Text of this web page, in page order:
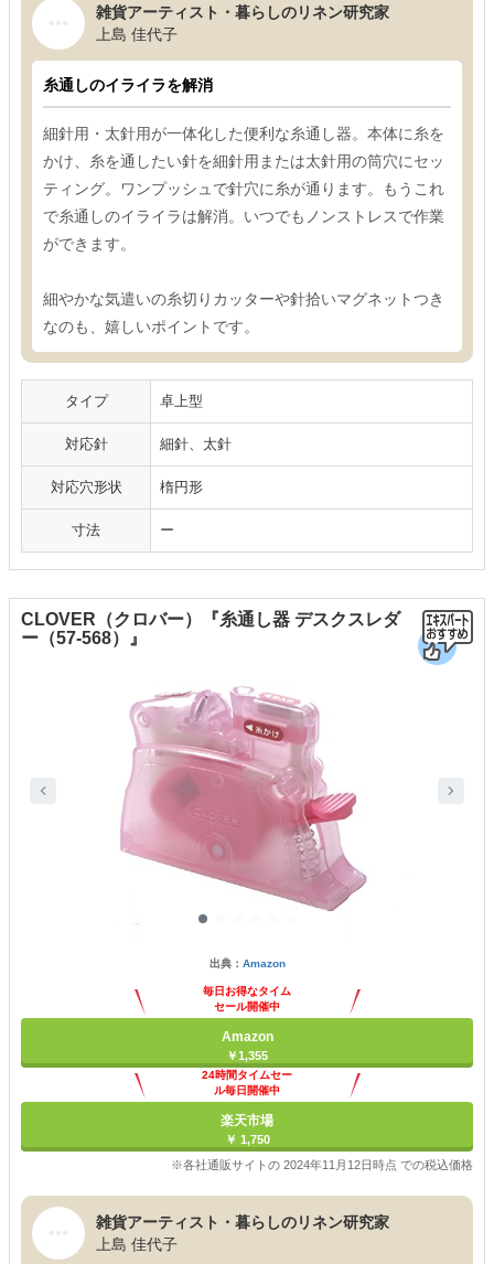
雑貨アーティスト・暮らしのリネン研究家
上島 佳代子
糸通しのイライラを解消
細針用・太針用が一体化した便利な糸通し器。本体に糸を
かけ、糸を通したい針を細針用または太針用の筒穴にセッ
ティング。ワンプッシュで針穴に糸が通ります。もうこれ
で糸通しのイライラは解消。いつでもノンストレスで作業
ができます。
細やかな気遣いの糸切りカッターや針拾いマグネットつき
なのも、嬉しいポイントです。
タイプ 卓上型
対応針 細針、太針
対応穴形状 楕円形
寸法 ー
CLOVER（クロバー）『糸通し器 デスクスレダ
ー（57-568）』
出典： Amazon
毎日お得なタイム
セール開催中
Amazon
￥1,355
24時間タイムセー
ル毎日開催中
楽天市場
￥ 1,750
※各社通販サイトの 2024年11月12日時点 での税込価格
雑貨アーティスト・暮らしのリネン研究家
上島 佳代子